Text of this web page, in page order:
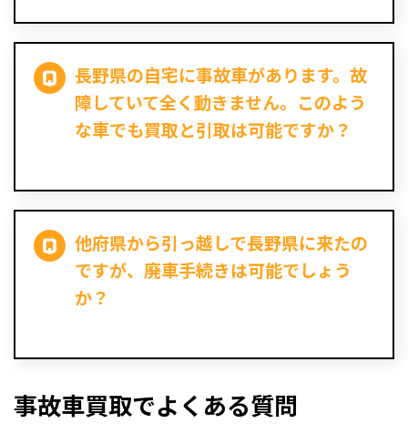
長野県の自宅に事故車があります。故
障していて全く動きません。このよう
な車でも買取と引取は可能ですか？
他府県から引っ越しで長野県に来たの
ですが、廃車手続きは可能でしょう
か？
事故車買取でよくある質問